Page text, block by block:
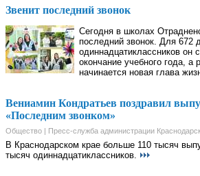
Звенит последний звонок
Сегодня в школах
последний звонок. Для 672
одиннадцатиклассников он
окончание учебного года, а
начинается новая глава
Вениамин Кондратьев поздравил
«Последним звонком»
Общество | Пресс-служба администрации
В Краснодарском крае больше 110 тысяч
тысяч одиннадцатиклассников.